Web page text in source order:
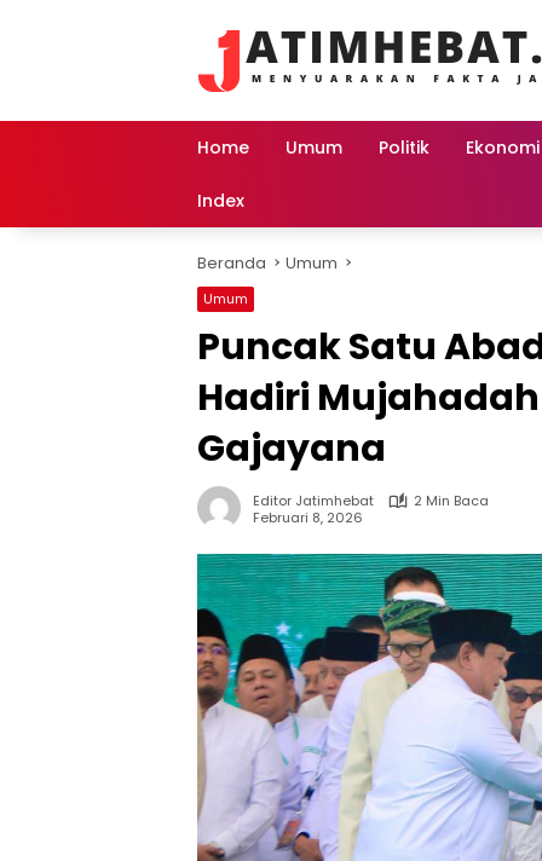
Home Umum Politik Ekonomi
Index
Beranda Umum
Umum
Puncak Satu
Hadiri
Gajayana
Editor Jatimhebat
2 Min Baca
Februari 8, 2026